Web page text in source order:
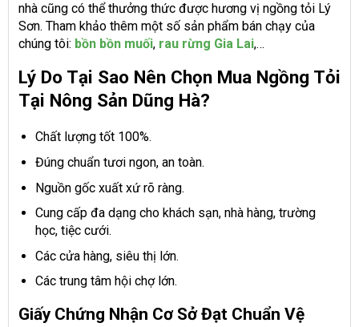
nhà cũng có thể thưởng thức được hương vị ngồng tỏi Lý
Sơn. Tham khảo thêm một số sản phẩm bán chạy của
chúng tôi: bồn bồn muối, rau rừng Gia Lai,…
Lý Do Tại Sao Nên Chọn Mua Ngồng Tỏi
Tại Nông Sản Dũng Hà?
Chất lượng tốt 100%.
Đúng chuẩn tươi ngon, an toàn.
Nguồn gốc xuất xứ rõ ràng.
Cung cấp đa dạng cho khách sạn, nhà hàng, trường
học, tiệc cưới.
Các cửa hàng, siêu thị lớn.
Các trung tâm hội chợ lớn.
Giấy Chứng Nhận Cơ Sở Đạt Chuẩn Vệ